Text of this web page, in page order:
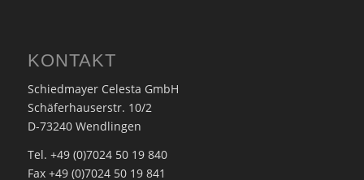
KONTAKT
Schiedmayer Celesta GmbH
Schäferhauserstr. 10/2
D-73240 Wendlingen
Tel. +49 (0)7024 50 19 840
Fax +49 (0)7024 50 19 841